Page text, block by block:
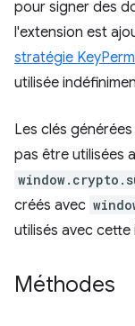
pour signer des
l'extension est
stratégie
utilisée
Les clés
pas être utilisées
créés avec
utilisés avec
Méthodes